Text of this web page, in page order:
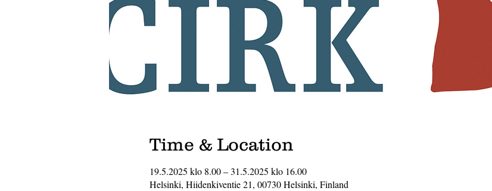
Time & Location
19.5.2025 klo 8.00 – 31.5.2025 klo 16.00
Helsinki, Hiidenkiventie 21, 00730 Helsinki, Finland